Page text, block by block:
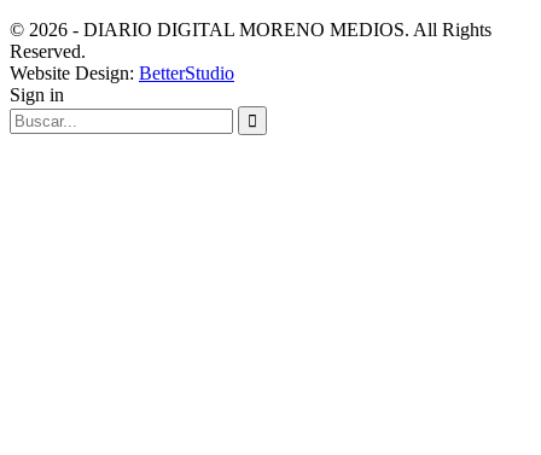
© 2026 - DIARIO DIGITAL MORENO MEDIOS. All Rights
Reserved.
Website Design: BetterStudio
Sign in